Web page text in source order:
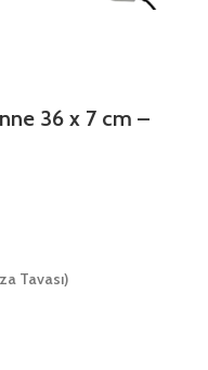
36 x 7 cm –
Tavası)